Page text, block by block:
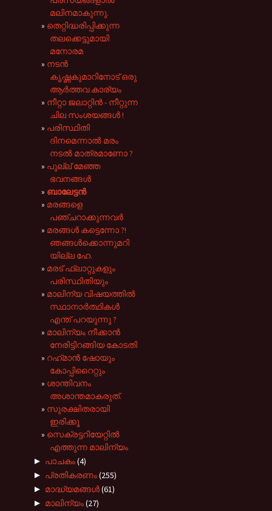
മലിനമാകുന്നു.
തെറ്റിദ്ധരിപ്പിക്കുന്ന
തലക്കെട്ടുമായി
മനോരമ
നടൻ
കൃഷ്ണകുമാറിനോട് ഒരു
ആർത്തവ കാര്യം
നീറ്റാ ജലാറ്റിൻ - നീറ്റുന്ന
ചില സംശയങ്ങൾ !
പരിസ്ഥിതി
ദിനമെന്നാൽ മരം
നടൽ മാത്രമാണോ ?
പുല്ല് മേഞ്ഞ
ഭവനങ്ങൾ
ബാലേട്ടൻ
മരങ്ങളെ
പഞ്ചറാക്കുന്നവർ
മരങ്ങൾ കട്ടെന്നോ ?!
ഞങ്ങൾക്കൊന്നുമറി
യില്ല ഹേ.
മരട് ഫ്ലാറ്റുകളും
പരിസ്ഥിതിയും
മാലിന്യ വിഷയത്തിൽ
സ്ഥാനാർത്ഥികൾ
എന്ത് പറയുന്നു ?
മാലിന്യം നീക്കാൻ
നേരിട്ടിറങ്ങിയ കോടതി
റഹ്‌മാൻ ഷോയും
കോപ്പിറൈറ്റും
ശാന്തിവനം
അശാന്തമാകരുത്.
സുരക്ഷിതരായി
ഇരിക്കൂ
സെക്രട്ടറിയേറ്റിൽ
എത്തുന്ന മാലിന്യം
► പാചകം(4)
► പ്രതികരണം(255)
► മാദ്ധ്യമങ്ങൾ(61)
► മാലിന്യം(27)